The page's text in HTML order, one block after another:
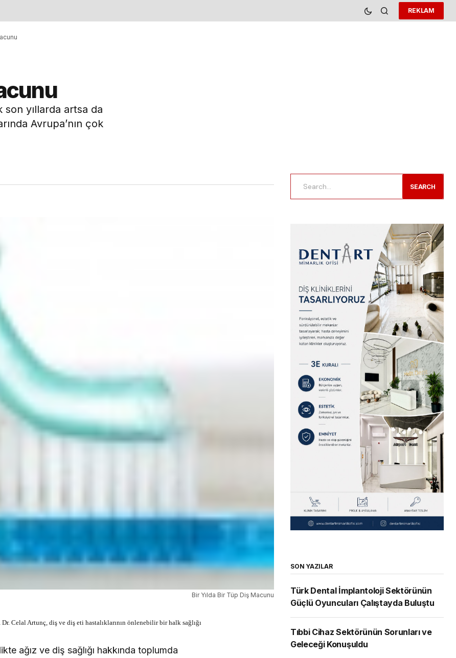
REKLAM
son yıllarda artsa da
Avrupa’nın çok
Bir Yılda Bir Tüp Diş Macunu
Celal Artunç, diş ve diş eti hastalıklarının önlenebilir bir halk sağlığı
ağız ve diş sağlığı hakkında toplumda
SEARCH
SON YAZILAR
Türk Dental İmplantoloji Sektörünün
Güçlü Oyuncuları Çalıştayda Buluştu
Tıbbi Cihaz Sektörünün Sorunları ve
Geleceği Konuşuldu